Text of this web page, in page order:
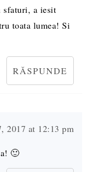
sfaturi, a iesit
toata lumea! Si
RĂSPUNDE
2017 at 12:13 pm
🙂